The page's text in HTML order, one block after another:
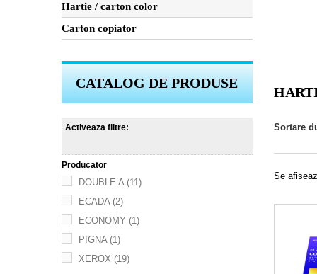
Hartie / carton color
Carton copiator
CATALOG DE PRODUSE
Activeaza filtre:
Producator
DOUBLE A(11)
ECADA(2)
ECONOMY (1)
PIGNA(1)
XEROX (19)
Sortare
Se